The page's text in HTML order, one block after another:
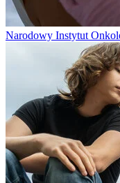
Narodowy Instytut